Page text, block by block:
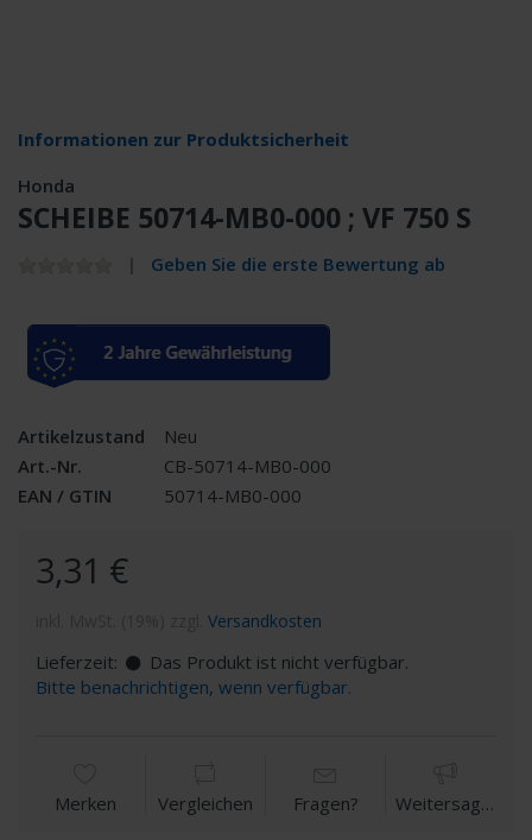
Informationen zur Produktsicherheit
Honda
SCHEIBE 50714-MB0-000 ; VF 750 S
Geben Sie die erste Bewertung ab
Artikelzustand
Neu
Art.-Nr.
CB-50714-MB0-000
EAN / GTIN
50714-MB0-000
3,31 €
Versandkosten
Lieferzeit:
Das Produkt ist nicht verfügbar.
Bitte benachrichtigen, wenn verfügbar.
Merken Vergleichen Fragen? Weitersagen